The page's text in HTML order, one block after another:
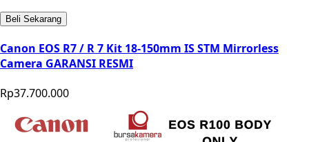
Beli Sekarang
Canon EOS R7 / R 7 Kit 18-150mm IS STM Mirrorless
Camera GARANSI RESMI
Rp37.700.000